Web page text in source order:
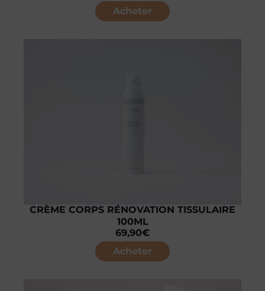
Acheter
CRÈME CORPS RÉNOVATION TISSULAIRE
100ML
69,90€
Acheter